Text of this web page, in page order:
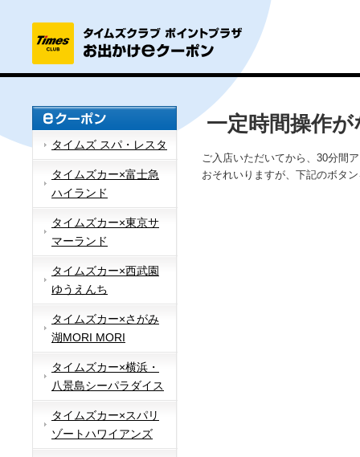
タイムズ スパ・レスタ
タイムズカー×富士急
ハイランド
タイムズカー×東京サ
マーランド
タイムズカー×西武園
ゆうえんち
タイムズカー×さがみ
湖MORI MORI
タイムズカー×横浜・
八景島シーパラダイス
タイムズカー×スパリ
ゾートハワイアンズ
一定時間操作
ご入店いただいてから、30分間
おそれいりますが、下記のボタ